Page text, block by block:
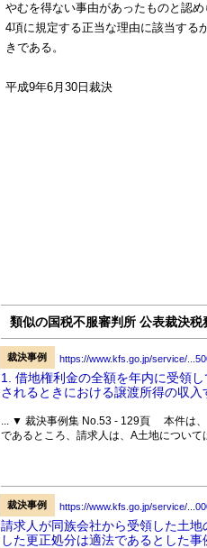
やむを得ない事由があったものと認
4項に規定する正当な理由に該当する
きである。
平成9年6月30日裁決
類似の国税不服審判所 公表裁決税
裁決事例 https://www.kfs.go.jp/service/
1. 借地権利金の全額を年内に受領
されるときにおける譲渡所得の収入
... ▼ 裁決事例集 No.53 - 129頁 本件は、
であるところ、請求人は、A土地につい
裁決事例 https://www.kfs.go.jp/service/
請求人が同族会社から受領した土
した更正処分は適法であるとした事